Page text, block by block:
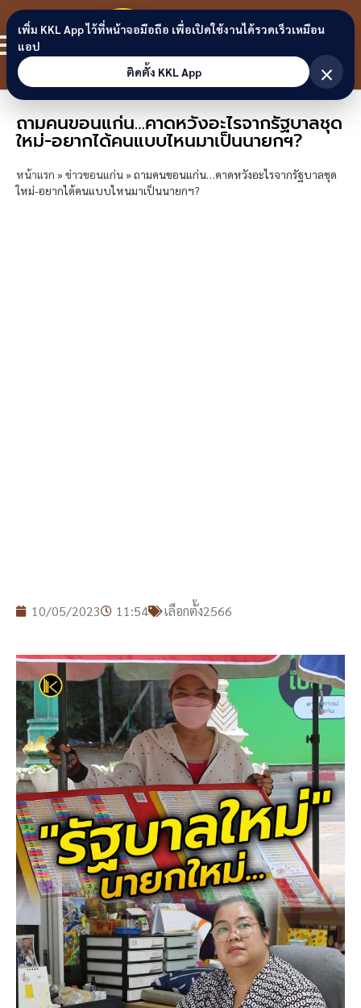
Skip to content
ขอนแก่น
ลิงก์
ถามคนขอนแก่น…คาดหวังอะไรจากรัฐบาลชุด
ใหม่-อยากได้คนแบบไหนมาเป็นนายกฯ?
หน้าแรก »ข่าวขอนแก่น»ถามคนขอนแก่น…คาดหวังอะไรจากรัฐบาลชุด
ใหม่-อยากได้คนแบบไหนมาเป็นนายกฯ?
10/05/2023 11:54 เลือกตั้ง2566
เพิ่ม KKL App ไว้ที่หน้าจอมือถือ เพื่อเปิดใช้งานได้รวดเร็วเหมือน
แอป
ติดตั้ง KKL App
×